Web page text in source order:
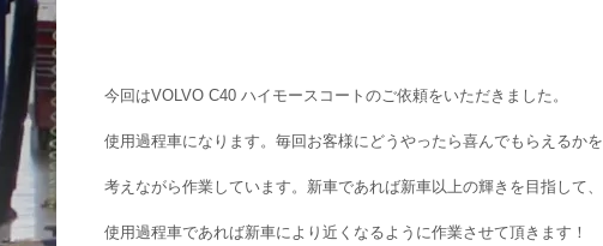
今回はVOLVO C40 ハイモースコートのご依頼をいただきました。
使用過程車になります。毎回お客様にどうやったら喜んでもらえるかを
考えながら作業しています。新車であれば新車以上の輝きを目指して、
使用過程車であれば新車により近くなるように作業させて頂きます！